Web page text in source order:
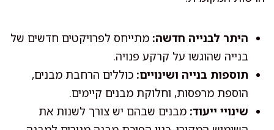
היתר לבנייה חדשה: מתייחס לפרויקטים חדשים של
בנייה שהוגשו על קרקע פנויה.
תוספות בנייה ושינויים: כוללים הרחבת מבנים,
הוספת מרפסות, וחלוקת מבנים קיימים.
שינויי ייעוד: מבנים שבהם יש צורך לשנות את